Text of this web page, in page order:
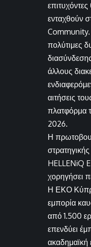
ενταχθούν
Community.
πολύτιμες
άλλους
αιτήσεις
πλατφόρμα
2026.
Η
HELLENiQ
χορηγήσει
Η ΕΚΟ
εμπορία
από 1.500
επενδύει
ακαδημαϊκή